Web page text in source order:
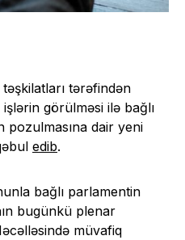
tərəfindən
görülməsi ilə bağlı
pozulmasına dair yeni
edib.
bağlı parlamentin
bugünkü plenar
müvafiq